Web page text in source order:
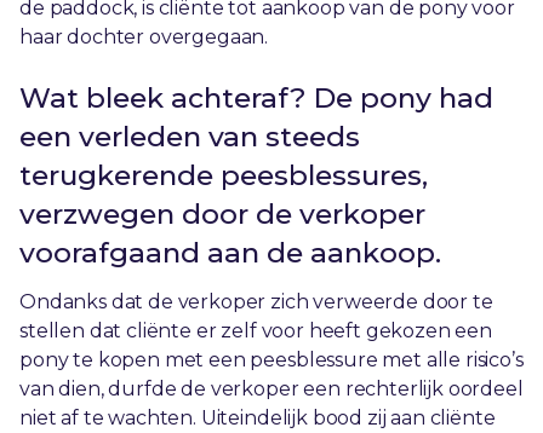
de paddock, is cliënte tot aankoop van de pony voor
haar dochter overgegaan.
Wat bleek achteraf? De pony had
een verleden van steeds
terugkerende peesblessures,
verzwegen door de verkoper
voorafgaand aan de aankoop.
Ondanks dat de verkoper zich verweerde door te
stellen dat cliënte er zelf voor heeft gekozen een
pony te kopen met een peesblessure met alle risico’s
van dien, durfde de verkoper een rechterlijk oordeel
niet af te wachten. Uiteindelijk bood zij aan cliënte